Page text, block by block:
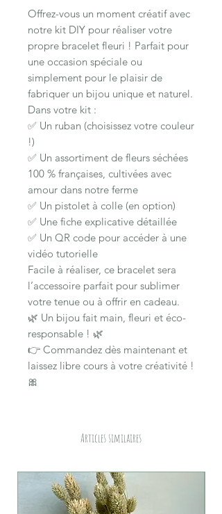
Offrez-vous un moment créatif avec
notre kit DIY pour réaliser votre
propre bracelet fleuri ! Parfait pour
une occasion spéciale ou
simplement pour le plaisir de
fabriquer un bijou unique et naturel.
Dans votre kit :
✅ Un ruban (choisissez votre couleur
!)
✅ Un assortiment de fleurs séchées
100 % françaises, cultivées avec
amour dans notre ferme
✅ Un pistolet à colle (en option)
✅ Une fiche explicative détaillée
✅ Un QR code pour accéder à une
vidéo tutorielle
Facile à réaliser, ce bracelet sera
l’accessoire parfait pour sublimer
votre tenue ou à offrir en cadeau.
🌿 Un bijou fait main, fleuri et éco-
responsable ! 🌿
👉 Commandez dès maintenant et
laissez libre cours à votre créativité !
🎀
Articles similaires